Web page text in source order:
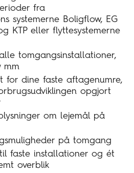
fra
systemerne Boligflow, EG
KTP eller flyttesystemerne
tomgangsinstallationer,
mm
for dine faste aftagenumre,
opgjort
om lejemål på
på tomgang
faste installationer og ét
overblik